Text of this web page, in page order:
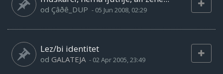
od Çâðê_DUP - 05 Jun 2008, 02:29
Lez/bi identitet
od GALATEJA - 02 Apr 2005, 23:49